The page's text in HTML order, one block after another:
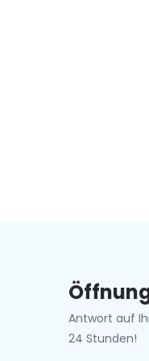
Antwort auf
24 Stunden!